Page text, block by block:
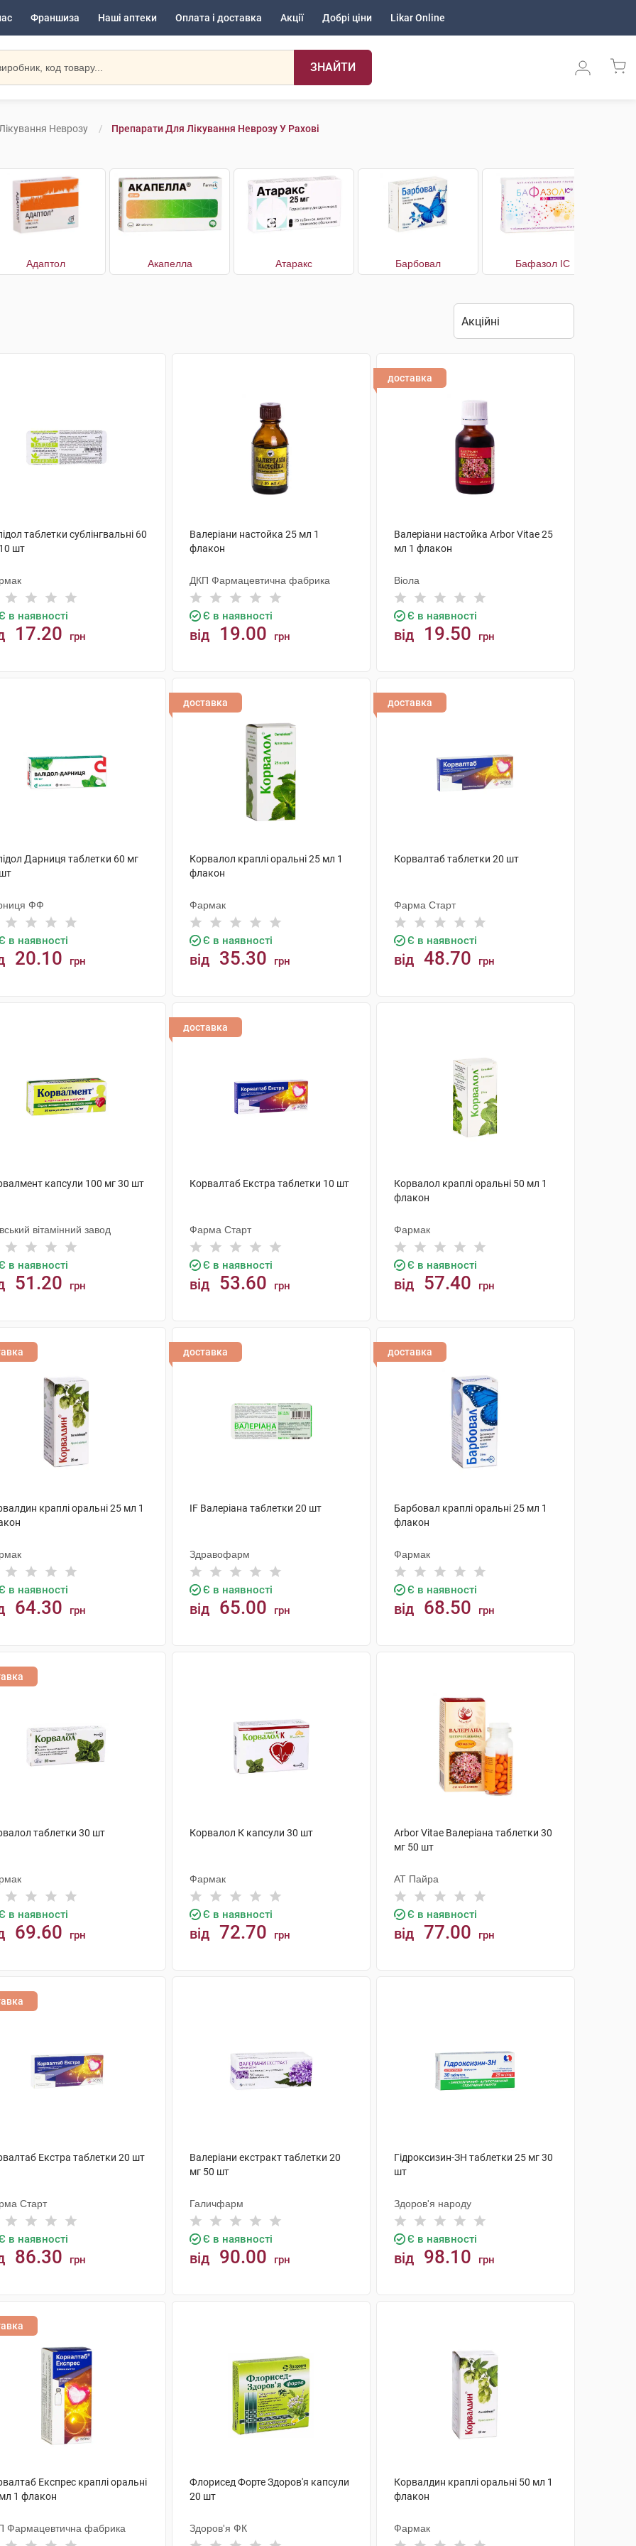
Франшиза Наші аптеки Оплата і доставка Акції Добрі ціни Likar Online
ЗНАЙТИ
Неврозу Препарати Для Лікування Неврозу У Рахові
Адаптол Акапелла Атаракс Барбовал Бафазол IC
таблетки сублінгвальні 60
шт
в наявності
17.20 грн
Валеріани настойка 25 мл 1
флакон
ДКП Фармацевтична фабрика
Є в наявності
від 19.00 грн
доставка
Валеріани настойка Arbor Vitae 25
мл 1 флакон
Віола
Є в наявності
від 19.50 грн
Дарниця таблетки 60 мг
ФФ
в наявності
20.10 грн
доставка
Корвалол краплі оральні 25 мл 1
флакон
Фармак
Є в наявності
від 35.30 грн
доставка
Корвалтаб таблетки 20 шт
Фарма Старт
Є в наявності
від 48.70 грн
капсули 100 мг 30 шт
вітамінний завод
в наявності
51.20 грн
доставка
Корвалтаб Екстра таблетки 10 шт
Фарма Старт
Є в наявності
від 53.60 грн
Корвалол краплі оральні 50 мл 1
флакон
Фармак
Є в наявності
від 57.40 грн
краплі оральні 25 мл 1
в наявності
64.30 грн
доставка
IF Валеріана таблетки 20 шт
Здравофарм
Є в наявності
від 65.00 грн
доставка
Барбовал краплі оральні 25 мл 1
флакон
Фармак
Є в наявності
від 68.50 грн
таблетки 30 шт
в наявності
69.60 грн
Корвалол К капсули 30 шт
Фармак
Є в наявності
від 72.70 грн
Arbor Vitae Валеріана таблетки 30
мг 50 шт
АТ Пайра
Є в наявності
від 77.00 грн
Екстра таблетки 20 шт
Старт
в наявності
86.30 грн
Валеріани екстракт таблетки 20
мг 50 шт
Галичфарм
Є в наявності
від 90.00 грн
Гідроксизин-ЗН таблетки 25 мг 30
шт
Здоров'я народу
Є в наявності
від 98.10 грн
Експрес краплі оральні
1 флакон
Фармацевтична фабрика
Флорисед Форте Здоров'я капсули
20 шт
Здоров'я ФК
Корвалдин краплі оральні 50 мл 1
флакон
Фармак